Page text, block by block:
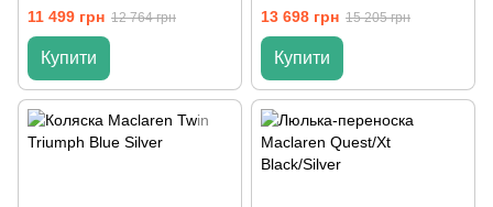
с аксессуарами
11 499 грн 12 764 грн
Купити
Charcoal/Silver
13 698 грн 15 205 грн
Купити